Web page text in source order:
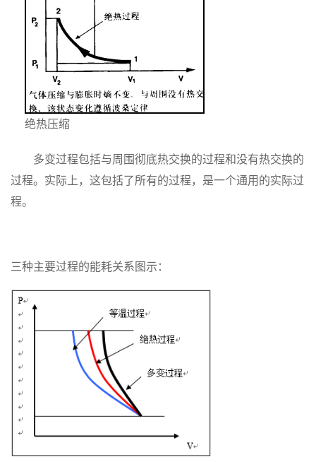
绝热压缩
多变过程包括与周围彻底热交换的过程和没有热交换的
过程。实际上，这包括了所有的过程，是一个通用的实际过
程。
三种主要过程的能耗关系图示：